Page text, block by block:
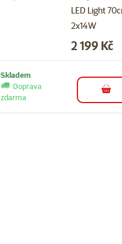
LED Light
2x14W
Cena
2 199 Kč
Skladem
Doprava
zdarma
do